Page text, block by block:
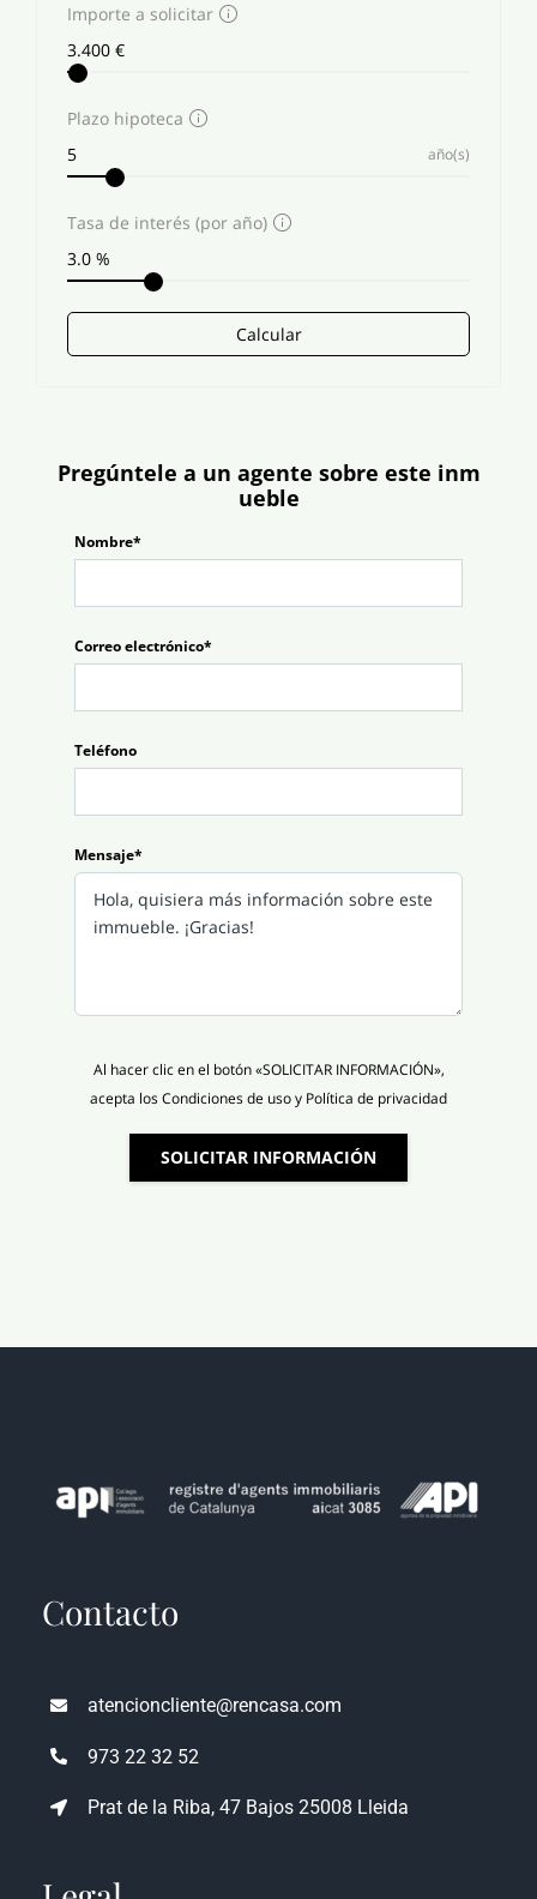
Importe a solicitar
Plazo hipoteca
año(s)
Tasa de interés (por año)
Calcular
Pregúntele a un agente sobre este inm
ueble
Nombre*
Correo electrónico*
Teléfono
Mensaje*
Al hacer clic en el botón «SOLICITAR INFORMACIÓN»,
acepta los Condiciones de uso y Política de privacidad
SOLICITAR INFORMACIÓN
atencioncliente@rencasa.com
973 22 32 52